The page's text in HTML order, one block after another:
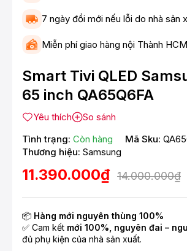
7 ngày đổi mới nếu lỗi do nhà sản
Miễn phí giao hàng nội Thành HCM
Smart Tivi QLED
65 inch QA65Q6FA
Yêu thích
So sánh
Tình trạng: Còn hàng Mã Sku:
Thương hiệu: Samsung
11.390.000₫ 14.000.000₫
📦 Hàng mới nguyên thùng 100%
✅ Cam kết mới 100%, nguyên đai –
đủ phụ kiện của nhà sản xuất.